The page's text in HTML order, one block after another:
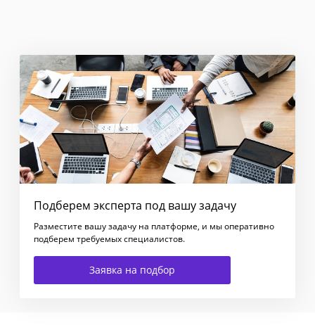
Подберем эксперта под вашу задачу
Разместите вашу задачу на платформе, и мы оперативно
подберем требуемых специалистов.
Заявка на подбор